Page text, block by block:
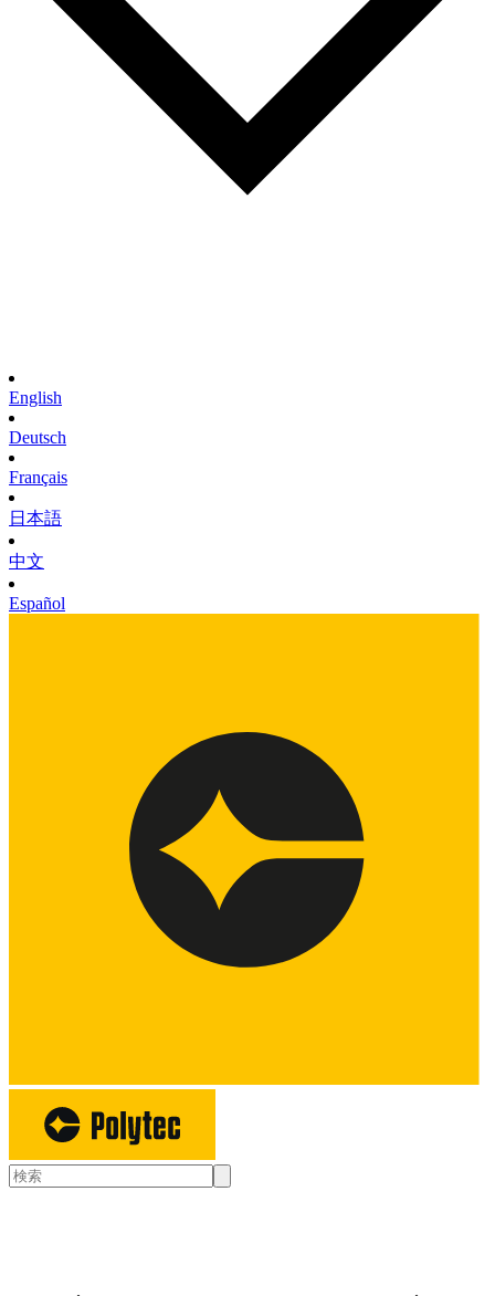
English
Deutsch
Français
日本語
中文
Español